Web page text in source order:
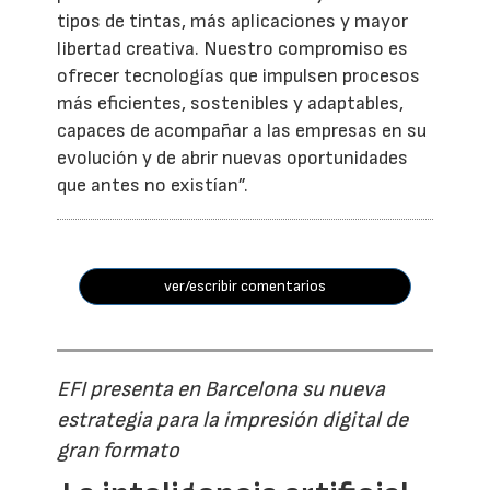
tipos de tintas, más aplicaciones y mayor
libertad creativa. Nuestro compromiso es
ofrecer tecnologías que impulsen procesos
más eficientes, sostenibles y adaptables,
capaces de acompañar a las empresas en su
evolución y de abrir nuevas oportunidades
que antes no existían”.
ver/escribir comentarios
EFI presenta en Barcelona su nueva
estrategia para la impresión digital de
gran formato